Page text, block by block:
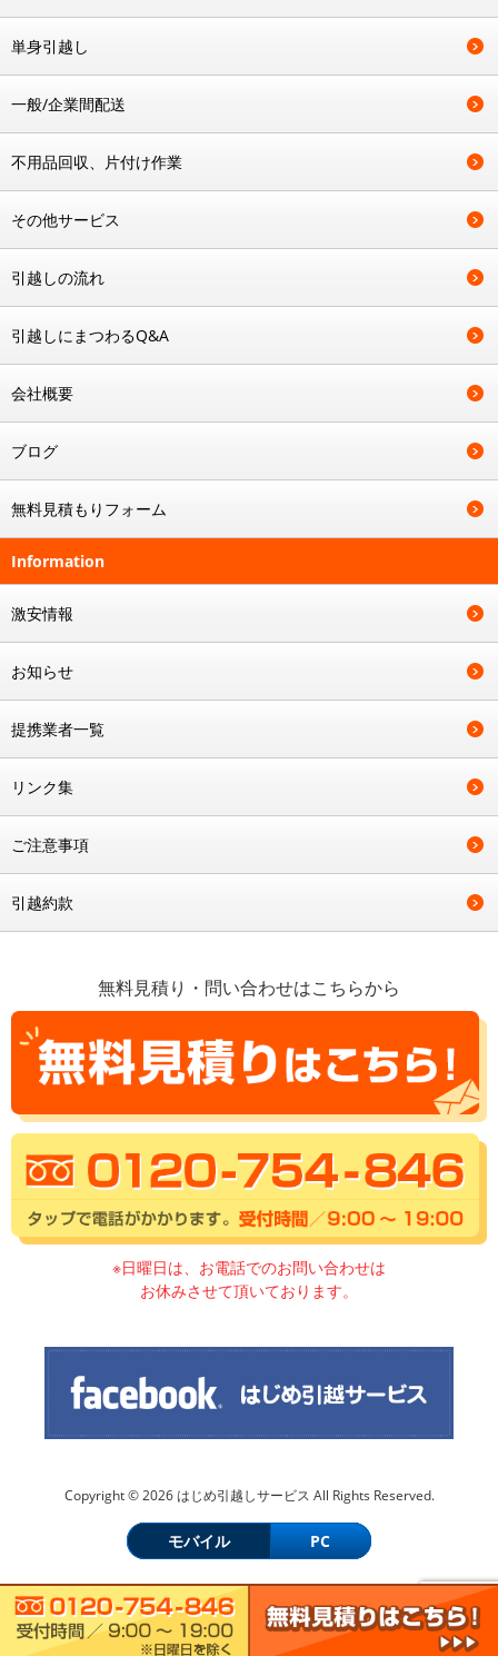
単身引越し
一般/企業間配送
不用品回収、片付け作業
その他サービス
引越しの流れ
引越しにまつわるQ&A
会社概要
ブログ
無料見積もりフォーム
Information
激安情報
お知らせ
提携業者一覧
リンク集
ご注意事項
引越約款
無料見積り・問い合わせはこちらから
※日曜日は、お電話でのお問い合わせは
お休みさせて頂いております。
Copyright © 2026 はじめ引越しサービス All Rights Reserved.
モバイル PC